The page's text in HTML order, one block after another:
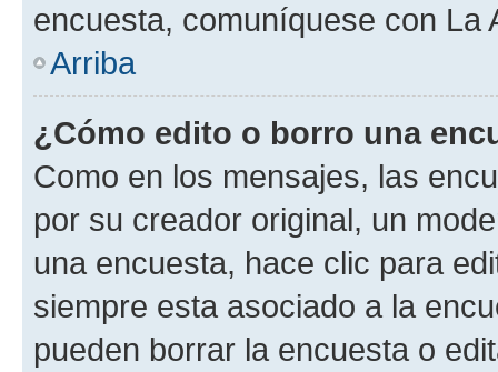
encuesta, comuníquese con La
Arriba
¿Cómo edito o borro una
Como en los mensajes, las
por su creador original, un
una encuesta, hace clic para
siempre esta asociado a la
pueden borrar la encuesta o